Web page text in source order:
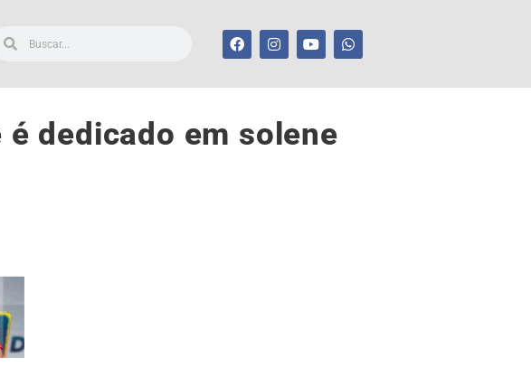
dedicado em solene